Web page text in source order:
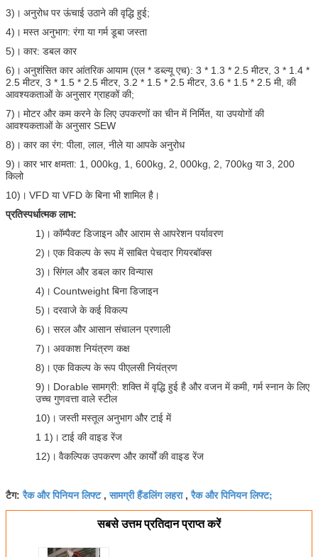
3)। अनुरोध पर ऊंचाई उठाने की वृद्धि हुई;
4)। मस्त अनुभाग: रंगा या गर्म डूबा जस्ता
5)। कार: डबल कार
6)। अनुशंसित कार आंतरिक आयाम (एल * डब्ल्यू एच): 3 * 1.3 * 2.5 मीटर, 3 * 1.4 *
2.5 मीटर, 3 * 1.5 * 2.5 मीटर, 3.2 * 1.5 * 2.5 मीटर, 3.6 * 1.5 * 2.5 मी, की
आवश्यकताओं के अनुसार ग्राहकों की;
7)। मोटर और कम करने के लिए उपकरणों का चीन में निर्मित, या उपयोगों की
आवश्यकताओं के अनुसार SEW
8)। कार का रंग: पीला, लाल, नीले या आपके अनुरोध
9)। कार भार क्षमता: 1, 000kg, 1, 600kg, 2, 000kg, 2, 700kg या 3, 200
किलो
10)। VFD या VFD के बिना भी शामिल है।
प्रतिस्पर्धात्मक लाभ:
1)। कॉम्पैक्ट डिजाइन और आराम से आपरेशन पर्यावरण
2)। एक विकल्प के रूप में साबित पेचदार गियरबॉक्स
3)। सिंगल और डबल कार विन्यास
4)। Countweight बिना डिजाइन
5)। दरवाजे के कई विकल्प
6)। सरल और आसान संचालन प्रणाली
7)। अवकाश नियंत्रण कक्ष
8)। एक विकल्प के रूप पीएलसी नियंत्रण
9)। Dorable सामग्री: शक्ति में वृद्धि हुई है और वजन में कमी, गर्म स्नान के लिए
उच्च गुणवत्ता वाले स्टील
10)। जस्ती मस्तूल अनुभाग और टाई में
1 1)। टाई की वाइड रेंज
12)। वैकल्पिक उपकरण और कार्यों की वाइड रेंज
टैग:रैक और पिनियन लिफ्ट,सामग्री हैंडलिंग लहरा,रैक और पिनियन लिफ्ट;
सबसे उत्तम प्रतिदान प्राप्त करें